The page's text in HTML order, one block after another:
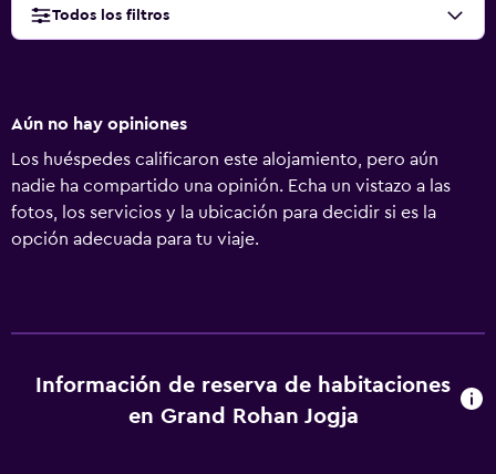
Todos los filtros
Aún no hay opiniones
Los huéspedes calificaron este alojamiento, pero aún
nadie ha compartido una opinión. Echa un vistazo a las
fotos, los servicios y la ubicación para decidir si es la
opción adecuada para tu viaje.
Información de reserva de habitaciones
en Grand Rohan Jogja